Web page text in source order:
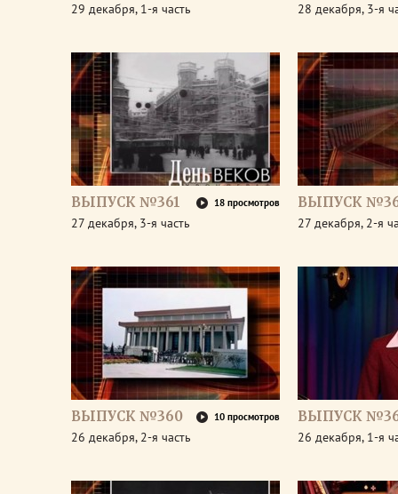
29 декабря, 1-я часть 28 декабря, 3-я
ВЫПУСК №361 18 просмотров
27 декабря, 3-я часть
ВЫПУСК
27 декабря, 2-я
ВЫПУСК №360 10 просмотров
26 декабря, 2-я часть
ВЫПУСК
26 декабря, 1-я